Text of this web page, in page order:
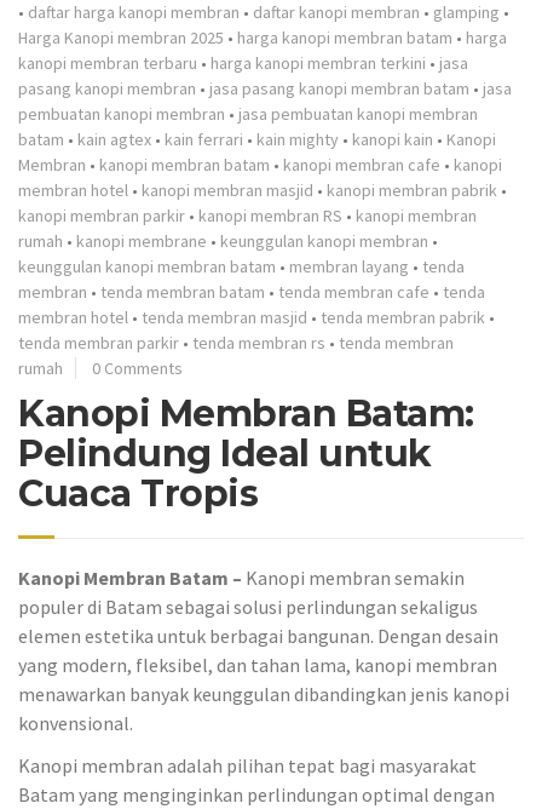
• daftar harga kanopi membran • daftar kanopi membran • glamping •
Harga Kanopi membran 2025 • harga kanopi membran batam • harga
kanopi membran terbaru • harga kanopi membran terkini • jasa
pasang kanopi membran • jasa pasang kanopi membran batam • jasa
pembuatan kanopi membran • jasa pembuatan kanopi membran
batam • kain agtex • kain ferrari • kain mighty • kanopi kain • Kanopi
Membran • kanopi membran batam • kanopi membran cafe • kanopi
membran hotel • kanopi membran masjid • kanopi membran pabrik •
kanopi membran parkir • kanopi membran RS • kanopi membran
rumah • kanopi membrane • keunggulan kanopi membran •
keunggulan kanopi membran batam • membran layang • tenda
membran • tenda membran batam • tenda membran cafe • tenda
membran hotel • tenda membran masjid • tenda membran pabrik •
tenda membran parkir • tenda membran rs • tenda membran
rumah
0 Comments
Kanopi Membran Batam:
Pelindung Ideal untuk
Cuaca Tropis
Kanopi Membran Batam – Kanopi membran semakin
populer di Batam sebagai solusi perlindungan sekaligus
elemen estetika untuk berbagai bangunan. Dengan desain
yang modern, fleksibel, dan tahan lama, kanopi membran
menawarkan banyak keunggulan dibandingkan jenis kanopi
konvensional.
Kanopi membran adalah pilihan tepat bagi masyarakat
Batam yang menginginkan perlindungan optimal dengan